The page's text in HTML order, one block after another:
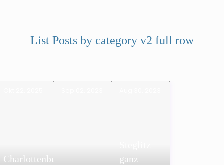
List Posts by category v2 full row
Charlottenburg
ganz